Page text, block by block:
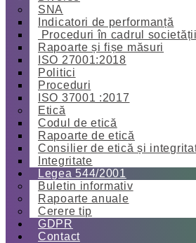
SNA
Indicatori de performanță
Proceduri în cadrul societății
Rapoarte și fișe măsuri
ISO 27001:2018
Politici
Proceduri
ISO 37001 :2017
Etică
Codul de etică
Rapoarte de etică
Consilier de etică și
Integritate
Legea 544/2001
Buletin informativ
Rapoarte anuale
Cerere tip
GDPR
Contact